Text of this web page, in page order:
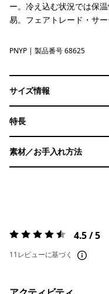
ー。冷え込む状況では保
易。フェアトレード・サ
Punchy Pink
PNYP | 製品番号 68625
サイズ情報
特長
素材／お手入れ方法
評価:4.5 / 5 4.5 / 5
11レビューに基づく